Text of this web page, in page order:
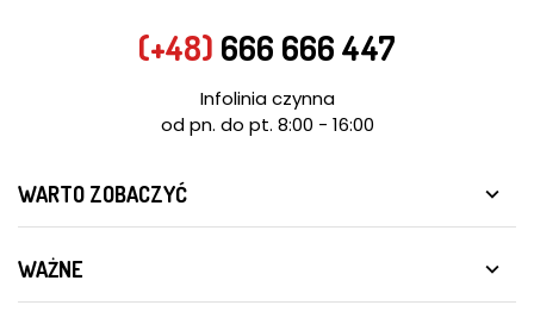
(+48) 666 666 447
Infolinia czynna
od pn. do pt. 8:00 - 16:00
WARTO ZOBACZYĆ 
WAŻNE 